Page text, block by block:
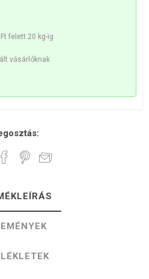
felett 20 kg-ig
vásárlóknak